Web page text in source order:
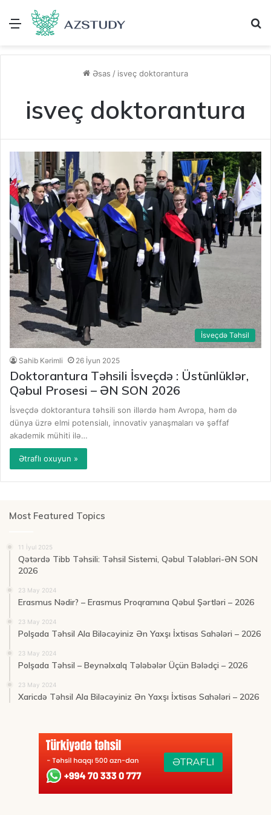
Menu
Əsas / isveç doktorantura
isveç doktorantura
İsveçdə Təhsil
Sahib Kərimli 26 İyun 2025
Doktorantura Təhsili İsveçdə : Üstünlüklər,
Qəbul Prosesi – ƏN SON 2026
İsveçdə doktorantura təhsili son illərdə həm Avropa, həm də
dünya üzrə elmi potensialı, innovativ yanaşmaları və şəffaf
akademik mühiti ilə…
Ətraflı oxuyun »
Most Featured Topics
11 İyul 2025
Qətərdə Tibb Təhsili: Təhsil Sistemi, Qəbul Tələbləri-ƏN SON
2026
23 May 2024
Erasmus Nədir? – Erasmus Proqramına Qəbul Şərtləri – 2026
23 May 2024
Polşada Təhsil Ala Biləcəyiniz Ən Yaxşı İxtisas Sahələri – 2026
23 May 2024
Polşada Təhsil – Beynəlxalq Tələbələr Üçün Bələdçi – 2026
23 May 2024
Xaricdə Təhsil Ala Biləcəyiniz Ən Yaxşı İxtisas Sahələri – 2026